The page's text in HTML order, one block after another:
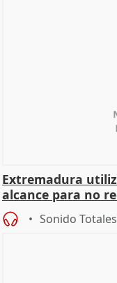
Extremadura
alcance para no
Sonido Totales